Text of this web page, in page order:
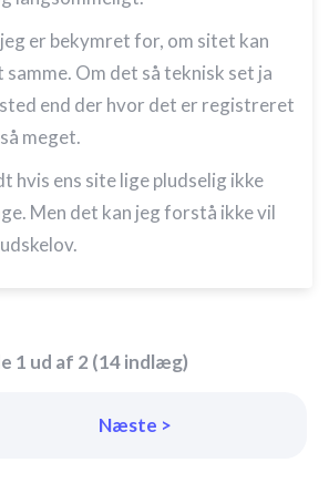
er bekymret for, om sitet kan
Om det så teknisk set ja
end der hvor det er registreret
meget.
hvis ens site lige pludselig ikke
Men det kan jeg forstå ikke vil
1 ud af 2 (14 indlæg)
Næste >